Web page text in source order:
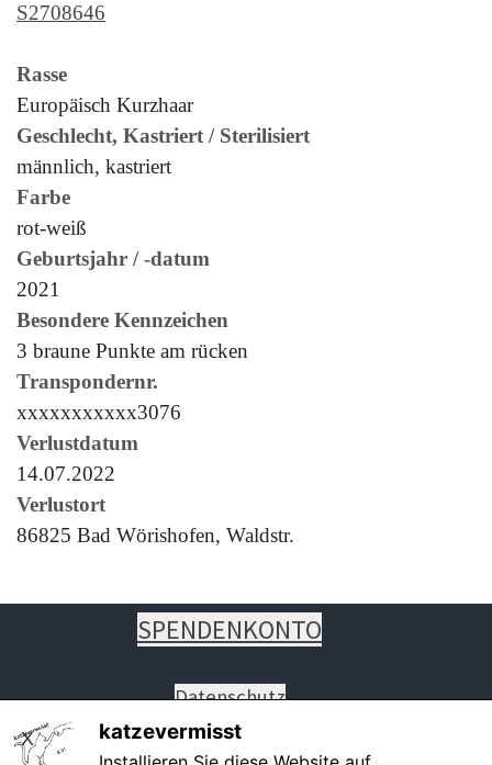
S2708646
Rasse
Europäisch Kurzhaar
Geschlecht, Kastriert / Sterilisiert
männlich, kastriert
Farbe
rot-weiß
Geburtsjahr / -datum
2021
Besondere Kennzeichen
3 braune Punkte am rücken
Transpondernr.
xxxxxxxxxxx3076
Verlustdatum
14.07.2022
Verlustort
86825 Bad Wörishofen, Waldstr.
SPENDENKONTO
Datenschutz
Impressum
katzevermisst
X